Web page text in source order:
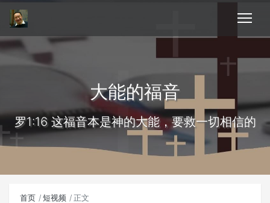
大能的福音
罗1:16 这福音本是神的大能，要救一切相信的
首页 短视频 正文